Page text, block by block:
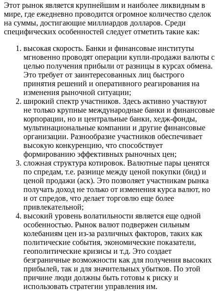
Этот рынок является крупнейшим и наиболее ликвидным в
мире, где ежедневно проводится огромное количество сделок
на суммы, достигающие миллиардов долларов. Среди
специфических особенностей следует отметить такие как:
высокая скорость. Банки и финансовые институты
мгновенно проводят операции купли-продажи валюты с
целью получения прибыли от разницы в курсах обмена.
Это требует от заинтересованных лиц быстрого
принятия решений и оперативного реагирования на
изменения рыночной ситуации;
широкий спектр участников. Здесь активно участвуют
не только крупные международные банки и финансовые
корпорации, но и центральные банки, хедж-фонды,
мультинациональные компании и другие финансовые
организации. Разнообразие участников обеспечивает
высокую конкуренцию, что способствует
формированию эффективных рыночных цен;
сложная структура котировок. Валютные пары ценятся
по спредам, т.е. разнице между ценой покупки (бид) и
ценой продажи (аск). Это позволяет участникам рынка
получать доход не только от изменения курса валют, но
и от спредов, что делает торговлю еще более
привлекательной;
высокий уровень волатильности является еще одной
особенностью. Рынок валют подвержен сильным
колебаниям цен из-за различных факторов, таких как
политические события, экономические показатели,
геополитические кризисы и т.д. Это создает
безграничные возможности как для получения высоких
прибылей, так и для значительных убытков. По этой
причине люди должны быть готовы к риску и
использовать стратегии управления им.